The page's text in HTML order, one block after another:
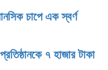
চাপে এক স্বর্ণ
৭ হাজার টাকা